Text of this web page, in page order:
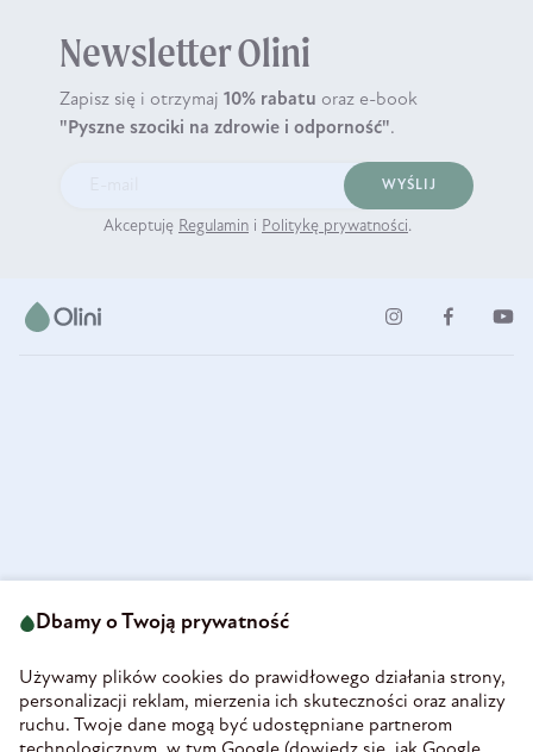
Newsletter Olini
Zapisz się i otrzymaj 10% rabatu oraz e-book
"Pyszne szociki na zdrowie i odporność".
WYŚLIJ
Akceptuję Regulamin i Politykę prywatności.
58-160 Świebodzice
REGON 890213034
INFORMACJE
Dbamy o Twoją prywatność
Używamy plików cookies do prawidłowego działania strony,
personalizacji reklam, mierzenia ich skuteczności oraz analizy
ruchu. Twoje dane mogą być udostępniane partnerom